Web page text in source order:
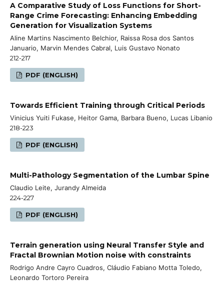
A Comparative Study of Loss Functions for Short-
Range Crime Forecasting: Enhancing Embedding
Generation for Visualization Systems
Aline Martins Nascimento Belchior, Raissa Rosa dos Santos
Januario, Marvin Mendes Cabral, Luis Gustavo Nonato
212-217
PDF (ENGLISH)
Towards Efficient Training through Critical Periods
Vinicius Yuiti Fukase, Heitor Gama, Barbara Bueno, Lucas Libanio
218-223
PDF (ENGLISH)
Multi-Pathology Segmentation of the Lumbar Spine
Claudio Leite, Jurandy Almeida
224-227
PDF (ENGLISH)
Terrain generation using Neural Transfer Style and
Fractal Brownian Motion noise with constraints
Rodrigo Andre Cayro Cuadros, Cláudio Fabiano Motta Toledo,
Leonardo Tortoro Pereira